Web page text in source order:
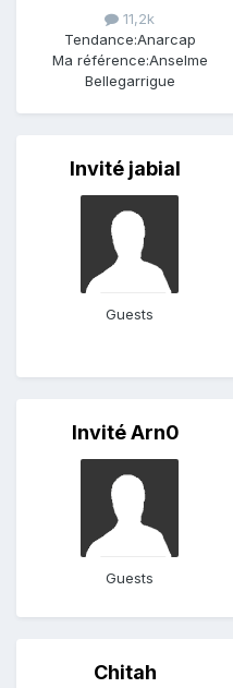
11,2k
Tendance:Anarcap
Ma référence:Anselme
Bellegarrigue
Invité jabial
Guests
Invité Arn0
Guests
Chitah